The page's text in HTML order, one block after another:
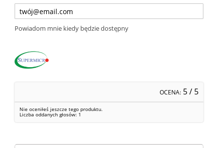
Powiadom mnie kiedy będzie dostępny
OCENA: 5/ 5
Nie oceniłeś jeszcze tego produktu.
Liczba oddanych głosów: 1